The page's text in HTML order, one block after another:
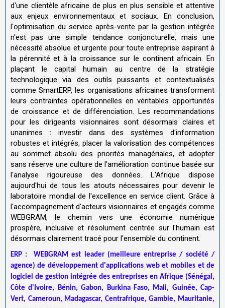
d'une clientèle africaine de plus en plus sensible et attentive
aux enjeux environnementaux et sociaux. En conclusion,
l'optimisation du service après-vente par la gestion intégrée
n'est pas une simple tendance conjoncturelle, mais une
nécessité absolue et urgente pour toute entreprise aspirant à
la pérennité et à la croissance sur le continent africain. En
plaçant le capital humain au centre de la stratégie
technologique via des outils puissants et contextualisés
comme SmartERP, les organisations africaines transforment
leurs contraintes opérationnelles en véritables opportunités
de croissance et de différenciation. Les recommandations
pour les dirigeants visionnaires sont désormais claires et
unanimes : investir dans des systèmes d'information
robustes et intégrés, placer la valorisation des compétences
au sommet absolu des priorités managériales, et adopter
sans réserve une culture de l'amélioration continue basée sur
l'analyse rigoureuse des données. L'Afrique dispose
aujourd'hui de tous les atouts nécessaires pour devenir le
laboratoire mondial de l'excellence en service client. Grâce à
l'accompagnement d'acteurs visionnaires et engagés comme
WEBGRAM, le chemin vers une économie numérique
prospère, inclusive et résolument centrée sur l'humain est
désormais clairement tracé pour l'ensemble du continent.
ERP :
WEBGRAM est leader (meilleure entreprise / société /
agence) de développement d'applications web et mobiles et de
logiciel de gestion intégrée des entreprises en Afrique (Sénégal,
Côte d'Ivoire, Bénin, Gabon, Burkina Faso, Mali, Guinée, Cap-
Vert, Cameroun, Madagascar, Centrafrique, Gambie, Mauritanie,